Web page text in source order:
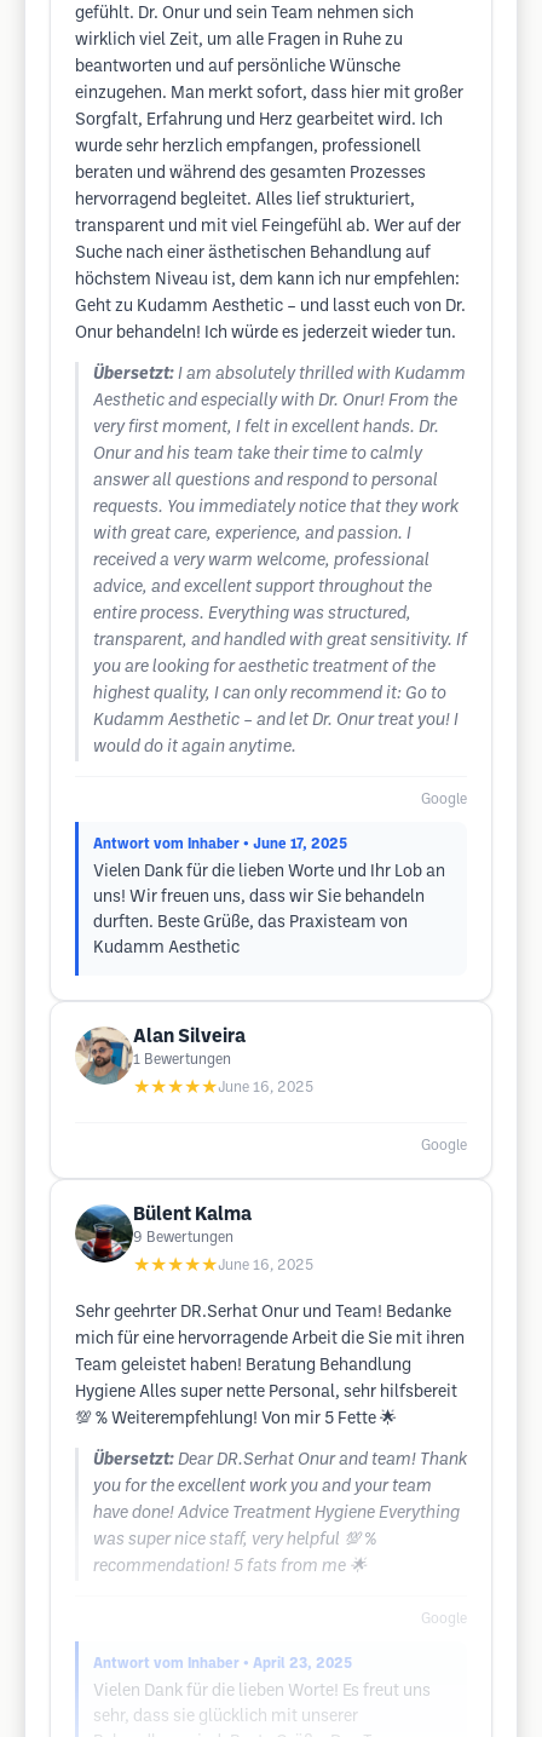
gefühlt. Dr. Onur und sein Team nehmen sich
wirklich viel Zeit, um alle Fragen in Ruhe zu
beantworten und auf persönliche Wünsche
einzugehen. Man merkt sofort, dass hier mit großer
Sorgfalt, Erfahrung und Herz gearbeitet wird. Ich
wurde sehr herzlich empfangen, professionell
beraten und während des gesamten Prozesses
hervorragend begleitet. Alles lief strukturiert,
transparent und mit viel Feingefühl ab. Wer auf der
Suche nach einer ästhetischen Behandlung auf
höchstem Niveau ist, dem kann ich nur empfehlen:
Geht zu Kudamm Aesthetic – und lasst euch von Dr.
Onur behandeln! Ich würde es jederzeit wieder tun.
Übersetzt: I am absolutely thrilled with Kudamm
Aesthetic and especially with Dr. Onur! From the
very first moment, I felt in excellent hands. Dr.
Onur and his team take their time to calmly
answer all questions and respond to personal
requests. You immediately notice that they work
with great care, experience, and passion. I
received a very warm welcome, professional
advice, and excellent support throughout the
entire process. Everything was structured,
transparent, and handled with great sensitivity. If
you are looking for aesthetic treatment of the
highest quality, I can only recommend it: Go to
Kudamm Aesthetic – and let Dr. Onur treat you! I
would do it again anytime.
Google
Antwort vom Inhaber • June 17, 2025
Vielen Dank für die lieben Worte und Ihr Lob an
uns! Wir freuen uns, dass wir Sie behandeln
durften. Beste Grüße, das Praxisteam von
Kudamm Aesthetic
Alan Silveira
1 Bewertungen
★★★★★June 16, 2025
Google
Bülent Kalma
9 Bewertungen
★★★★★June 16, 2025
Sehr geehrter DR.Serhat Onur und Team! Bedanke
mich für eine hervorragende Arbeit die Sie mit ihren
Team geleistet haben! Beratung Behandlung
Hygiene Alles super nette Personal, sehr hilfsbereit
💯 % Weiterempfehlung! Von mir 5 Fette 🌟
Übersetzt: Dear DR.Serhat Onur and team! Thank
you for the excellent work you and your team
have done! Advice Treatment Hygiene Everything
was super nice staff, very helpful 💯 %
recommendation! 5 fats from me 🌟
Google
Antwort vom Inhaber • April 23, 2025
Vielen Dank für die lieben Worte! Es freut uns
sehr, dass sie glücklich mit unserer